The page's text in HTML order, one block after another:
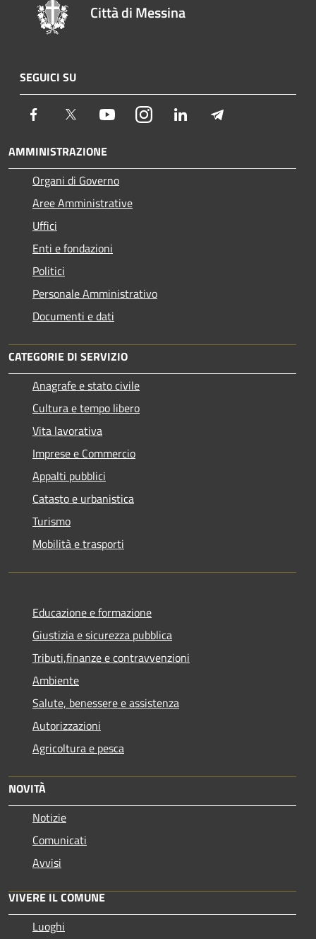
Città di Messina
SEGUICI SU
Facebook Twitter YoutubeInstagram LinkedIn
AMMINISTRAZIONE
Organi di Governo
Aree Amministrative
Uffici
Enti e fondazioni
Politici
Personale Amministrativo
Documenti e dati
CATEGORIE DI SERVIZIO
Anagrafe e stato civile
Cultura e tempo libero
Vita lavorativa
Imprese e Commercio
Appalti pubblici
Catasto e urbanistica
Turismo
Mobilità e trasporti
Educazione e formazione
Giustizia e sicurezza pubblica
Tributi,finanze e contravvenzioni
Ambiente
Salute, benessere e assistenza
Autorizzazioni
Agricoltura e pesca
NOVITÀ
Notizie
Comunicati
Avvisi
VIVERE IL COMUNE
Luoghi